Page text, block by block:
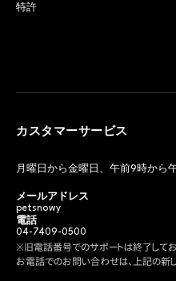
特許
カスタマーサービス
月曜日から金曜日、午前9時から
メールアドレス
petsnowy
電話
04-7409-0500
※旧電話番号でのサポートは終了してお
お電話でのお問い合わせは、上記の新